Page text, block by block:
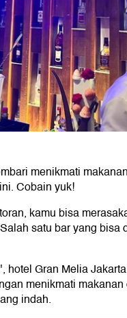
menikmati
Cobain yuk!
kamu bisa
satu bar yang
Gran Melia
menikmati
indah.